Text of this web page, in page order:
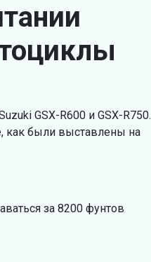
GSX-R600 и GSX-R750.
как были выставлены на
за 8200 фунтов